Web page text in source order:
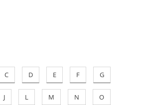
C D E F G
J L M N O